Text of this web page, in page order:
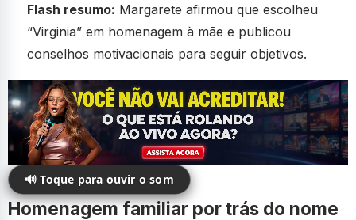
Flash resumo: Margarete afirmou que escolheu
“Virginia” em homenagem à mãe e publicou
conselhos motivacionais para seguir objetivos.
🔊 Toque para ouvir o som
Homenagem familiar por trás do nome